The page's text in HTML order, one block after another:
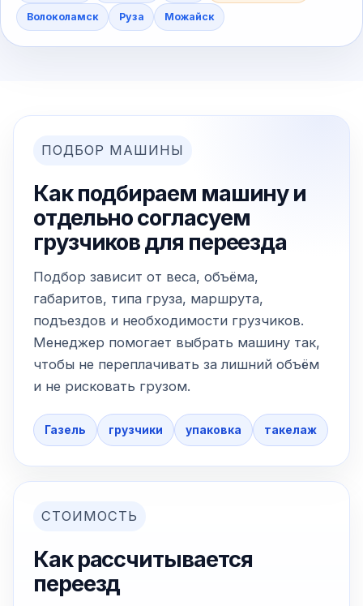
Волоколамск Руза Можайск
ПОДБОР МАШИНЫ
Как подбираем машину и
отдельно согласуем
грузчиков для переезда
Подбор зависит от веса, объёма,
габаритов, типа груза, маршрута,
подъездов и необходимости грузчиков.
Менеджер помогает выбрать машину так,
чтобы не переплачивать за лишний объём
и не рисковать грузом.
Газель грузчики упаковка такелаж
СТОИМОСТЬ
Как рассчитывается
переезд